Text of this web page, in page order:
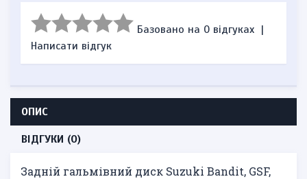
Базовано на 0 відгуках |
Написати відгук
ОПИС
ВІДГУКИ (0)
Задній гальмівний диск Suzuki Bandit, GSF,